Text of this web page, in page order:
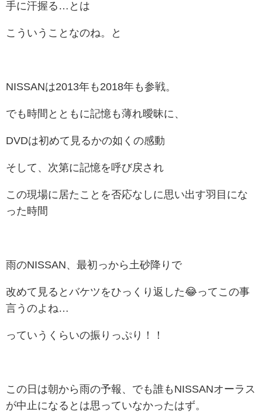
手に汗握る…とは
こういうことなのね。と
NISSANは2013年も2018年も参戦。
でも時間とともに記憶も薄れ曖昧に、
DVDは初めて見るかの如くの感動
そして、次第に記憶を呼び戻され
この現場に居たことを否応なしに思い出す羽目にな
った時間
雨のNISSAN、最初っから土砂降りで
改めて見るとバケツをひっくり返した😂ってこの事
言うのよね…
っていうくらいの振りっぷり！！
この日は朝から雨の予報、でも誰もNISSANオーラス
が中止になるとは思っていなかったはず。